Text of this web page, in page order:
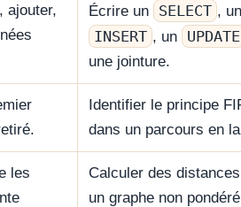
ajouter,
Écrire un SELECT , un
INSERT , un UPDATE
une jointure.
Identifier le principe
dans un parcours en
les
Calculer des
un graphe non